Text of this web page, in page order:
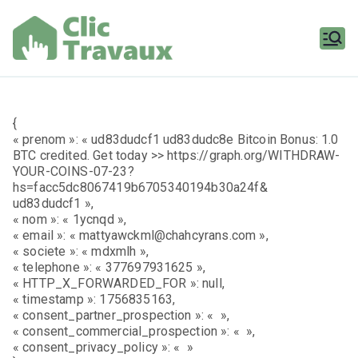
contenu
{
« prenom »: « ud83dudcf1 ud83dudc8e Bitcoin Bonus: 1.0
BTC credited. Get today >> https://graph.org/WITHDRAW-
YOUR-COINS-07-23?
hs=facc5dc8067419b6705340194b30a24f&
ud83dudcf1 »,
« nom »: « 1ycnqd »,
« email »: « mattyawckml@chahcyrans.com »,
« societe »: « mdxmlh »,
« telephone »: « 377697931625 »,
« HTTP_X_FORWARDED_FOR »: null,
« timestamp »: 1756835163,
« consent_partner_prospection »: « »,
« consent_commercial_prospection »: « »,
« consent_privacy_policy »: « »